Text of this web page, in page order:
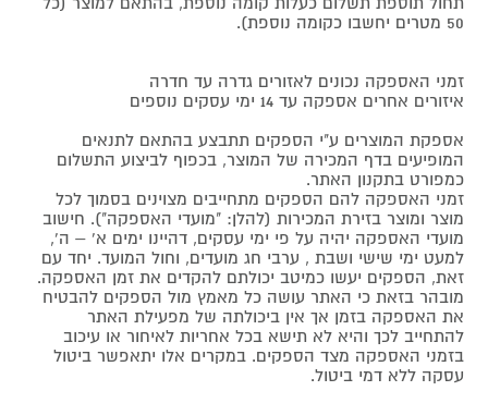
50 מטרים יחשבו כקומה נוספת).
זמני האספקה נכונים לאזורים גדרה עד חדרה
איזורים אחרים אספקה עד 14 ימי עסקים נוספים
אספקת המוצרים ע"י הספקים תתבצע בהתאם לתנאים
המופיעים בדף המכירה של המוצר, בכפוף לביצוע התשלום
כמפורט בתקנון האתר.
זמני האספקה להם הספקים מתחייבים מצוינים בסמוך לכל
מוצר ומוצר בזירת המכירות (להלן: "מועדי האספקה"). חישוב
מועדי האספקה יהיה על פי ימי עסקים, דהיינו ימים א' – ה',
למעט ימי שישי ושבת , ערבי חג מועדים, וחול המועד. יחד עם
זאת, הספקים יעשו כמיטב יכולתם להקדים את זמן האספקה.
מובהר בזאת כי האתר עושה כל מאמץ מול הספקים להבטיח
את האספקה בזמן אך אין ביכולתה של מפעילת האתר
להתחייב לכך והיא לא תישא בכל אחריות לאיחור או עיכוב
בזמני האספקה מצד הספקים. במקרים אלו יתאפשר ביטול
עסקה ללא דמי ביטול.